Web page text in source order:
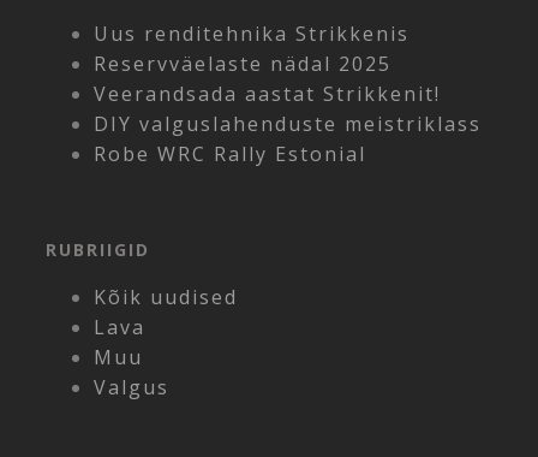
Uus renditehnika Strikkenis
Reservväelaste nädal 2025
Veerandsada aastat Strikkenit!
DIY valguslahenduste meistriklass
Robe WRC Rally Estonial
RUBRIIGID
Kõik uudised
Lava
Muu
Valgus